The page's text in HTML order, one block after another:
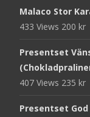
Malaco Stor
433 Views 200 kr
Presentset
407 Views 235 kr
Presentset